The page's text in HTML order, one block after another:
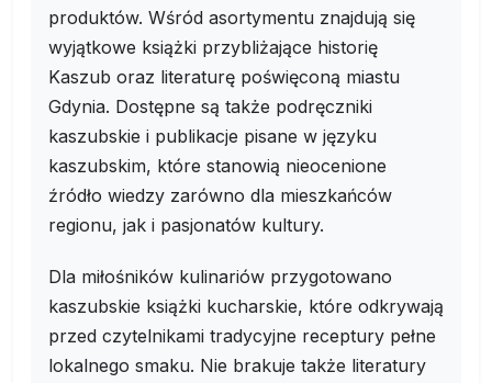
produktów. Wśród asortymentu znajdują się
wyjątkowe książki przybliżające historię
Kaszub oraz literaturę poświęconą miastu
Gdynia. Dostępne są także podręczniki
kaszubskie i publikacje pisane w języku
kaszubskim, które stanowią nieocenione
źródło wiedzy zarówno dla mieszkańców
regionu, jak i pasjonatów kultury.
Dla miłośników kulinariów przygotowano
kaszubskie książki kucharskie, które odkrywają
przed czytelnikami tradycyjne receptury pełne
lokalnego smaku. Nie brakuje także literatury